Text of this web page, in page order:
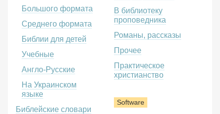
Большого формата
Среднего формата
Библии для детей
Учебные
Англо-Русские
На Украинском
языке
Библейские словари
В библиотеку
проповедника
Романы, рассказы
Прочее
Практическое
христианство
Software